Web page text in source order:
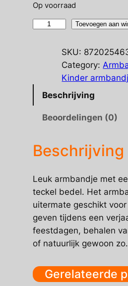
Op voorraad
Armbandje
hangertje
Toevoegen aan
SKU:
Category:
Kinder
Beschrijving
Beoordelingen (0)
Beschrijving
Leuk armbandje met
teckel bedel. Het
uitermate geschikt
geven tijdens een
feestdagen, behalen
of natuurlijk gewoon zo.
Gerelateerde